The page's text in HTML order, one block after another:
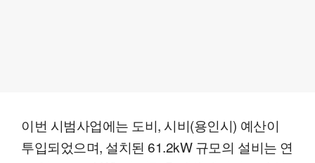
이번 시범사업에는 도비, 시비(용인시) 예산이
투입되었으며, 설치된 61.2kW 규모의 설비는 연